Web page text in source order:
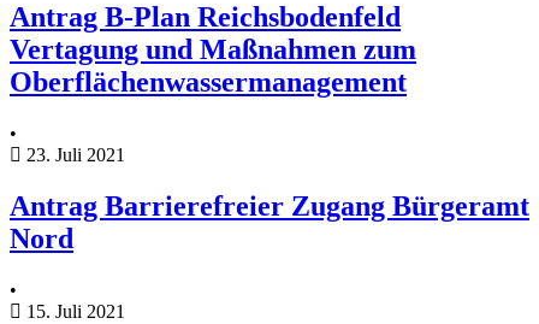
Antrag B-Plan Reichsbodenfeld
Vertagung und Maßnahmen zum
Oberflächenwassermanagement
•
23. Juli 2021
Antrag Barrierefreier Zugang Bürgeramt
Nord
•
15. Juli 2021